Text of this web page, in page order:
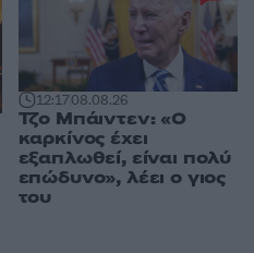
12:1708.08.26
Τζο Μπάιντεν: «Ο
καρκίνος έχει
εξαπλωθεί, είναι πολύ
επώδυνο», λέει ο γιος
του